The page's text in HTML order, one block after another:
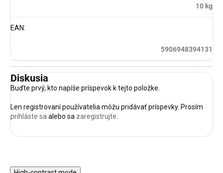
10 kg
EAN:
5906948394131
Diskusia
Buďte prvý, kto napíše príspevok k tejto položke.
Len registrovaní používatelia môžu pridávať príspevky. Prosím
prihláste sa alebo sa zaregistrujte